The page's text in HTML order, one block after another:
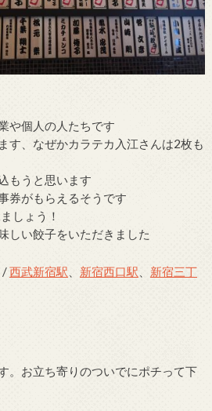
や個人の人たちです
す、なぜかカラテカ入江さんは2枚も
もうと思います
券がもらえるそうです
しょう！
しい餃子をいただきました
/西武新宿駅 新宿西口駅
新宿三丁
。お立ち寄りのついでにポチって下